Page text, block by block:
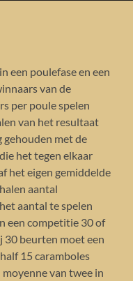
een poulefase en een
van de
per poule spelen
van het resultaat
met de
het tegen elkaar
het eigen gemiddelde
aantal
aantal te spelen
een competitie 30 of
30 beurten moet een
15 caramboles
van twee in